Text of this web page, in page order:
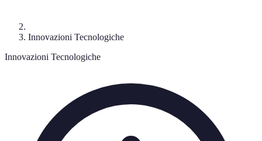
Innovazioni Tecnologiche
Innovazioni Tecnologiche